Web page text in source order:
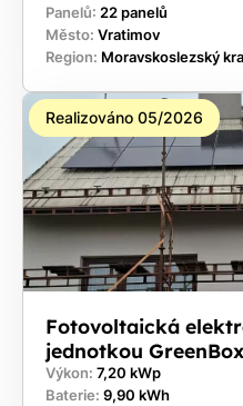
Panelů: 22 panelů
Město: Vratimov
Region: Moravskoslezský
Realizováno 05/2026
Fotovoltaická
jednotkou
Výkon: 7,20 kWp
Baterie: 9,90 kWh